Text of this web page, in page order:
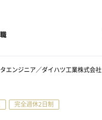
エンジニア／ダイハツ工業株式会社
完全週休2日制